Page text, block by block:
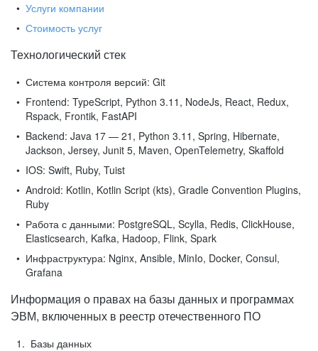
Услуги компании
Стоимость услуг
Технологический стек
Система контроля версий: Git
Frontend: TypeScript, Python 3.11, NodeJs, React, Redux,
Rspack, Frontik, FastAPI
Backend: Java 17 — 21, Python 3.11, Spring, Hibernate,
Jackson, Jersey, Junit 5, Maven, OpenTelemetry, Skaffold
IOS: Swift, Ruby, Tuist
Android: Kotlin, Kotlin Script (kts), Gradle Convention Plugins,
Ruby
Работа с данными: PostgreSQL, Scylla, Redis, ClickHouse,
Elasticsearch, Kafka, Hadoop, Flink, Spark
Инфраструктура: Nginx, Ansible, MinIo, Docker, Consul,
Grafana
Информация о правах на базы данных и программах
ЭВМ, включенных в реестр отечественного ПО
Базы данных